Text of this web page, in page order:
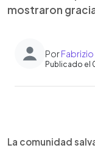
mostraron
Por
Publicado el
La comunidad